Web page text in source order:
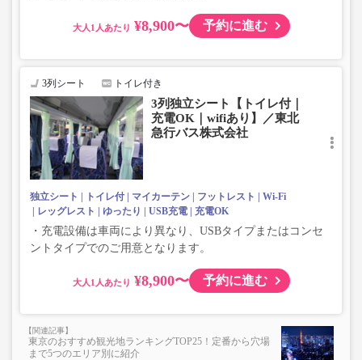
大人 ¥8,900〜 予約に進む
3列シート トイレ付き
3列独立シート【トイレ付｜
充電OK｜wifiあり】／東北
急行バス株式会社
独立シート トイレ付 マイカーテン フットレスト
Wi-Fi
レッグレスト
ゆったり USB充電 充電OK
・充電設備は車両により異なり、USBタイプまたはコンセ
ントタイプでのご用意となります。
大人 ¥8,900〜 予約に進む
東京のおすすめ観光地ランキングTOP25！定番から穴場
まで5つのエリア別に紹介